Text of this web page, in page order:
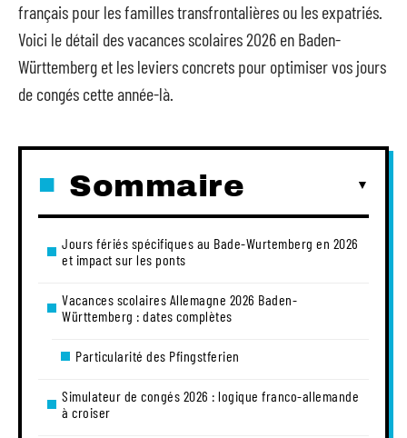
français pour les familles transfrontalières ou les expatriés.
Voici le détail des vacances scolaires 2026 en Baden-
Württemberg et les leviers concrets pour optimiser vos jours
de congés cette année-là.
Sommaire
Jours fériés spécifiques au Bade-Wurtemberg en 2026
et impact sur les ponts
Vacances scolaires Allemagne 2026 Baden-
Württemberg : dates complètes
Particularité des Pfingstferien
Simulateur de congés 2026 : logique franco-allemande
à croiser